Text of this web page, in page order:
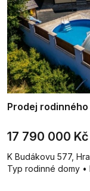
Prodej rodinného
17 790 000 Kč
K Budákovu 577,
Typ rodinné domy •